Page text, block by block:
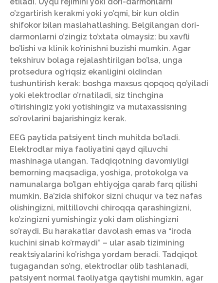
o’zgartirish kerakmi yoki yo’qmi, bir kun oldin
shifokor bilan maslahatlashing. Belgilangan dori-
darmonlarni o’zingiz to’xtata olmaysiz: bu xavfli
bo’lishi va klinik ko’rinishni buzishi mumkin. Agar
tekshiruv bolaga rejalashtirilgan bo’lsa, unga
protsedura og’riqsiz ekanligini oldindan
tushuntirish kerak: boshga maxsus qopqoq qo’yiladi
yoki elektrodlar o’rnatiladi, siz tinchgina
o’tirishingiz yoki yotishingiz va mutaxassisning
so’rovlarini bajarishingiz kerak.
EEG paytida patsiyent tinch muhitda bo’ladi.
Elektrodlar miya faoliyatini qayd qiluvchi
mashinaga ulangan. Tadqiqotning davomiyligi
bemorning maqsadiga, yoshiga, protokolga va
namunalarga bo’lgan ehtiyojga qarab farq qilishi
mumkin. Ba’zida shifokor sizni chuqur va tez nafas
olishingizni, miltillovchi chiroqqa qarashingizni,
ko’zingizni yumishingiz yoki dam olishingizni
so’raydi. Bu harakatlar davolash emas va “iroda
kuchini sinab ko’rmaydi” – ular asab tizimining
reaktsiyalarini ko’rishga yordam beradi. Tadqiqot
tugagandan so’ng, elektrodlar olib tashlanadi,
patsiyent normal faoliyatga qaytishi mumkin, agar